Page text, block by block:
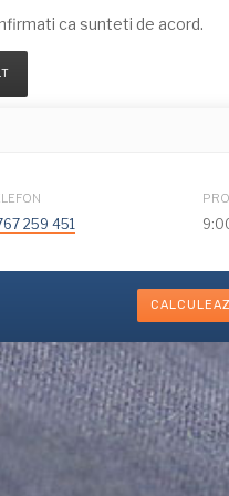
ca sunteti de acord.
259 451